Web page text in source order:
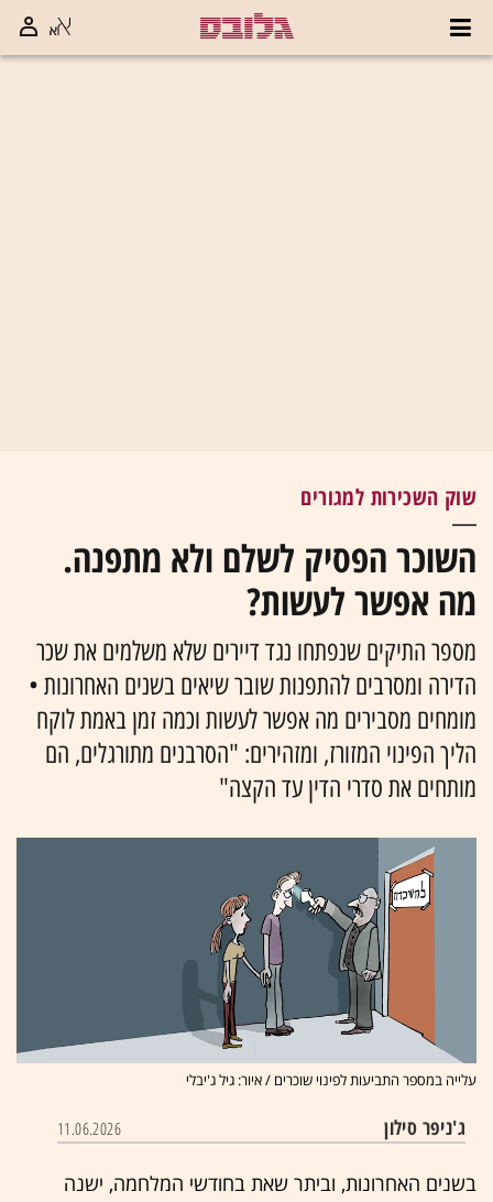
שוק השכירות למגורים
השוכר הפסיק לשלם ולא מתפנה.
מה אפשר לעשות?
מספר התיקים שנפתחו נגד דיירים שלא משלמים את שכר
הדירה ומסרבים להתפנות שובר שיאים בשנים האחרונות •
מומחים מסבירים מה אפשר לעשות וכמה זמן באמת לוקח
הליך הפינוי המזורז, ומזהירים: "הסרבנים מתורגלים, הם
מותחים את סדרי הדין עד הקצה"
עלייה במספר התביעות לפינוי שוכרים / איור: גיל ג'יבלי
ג'ניפר סילון 11.06.2026
בשנים האחרונות, וביתר שאת בחודשי המלחמה, ישנה